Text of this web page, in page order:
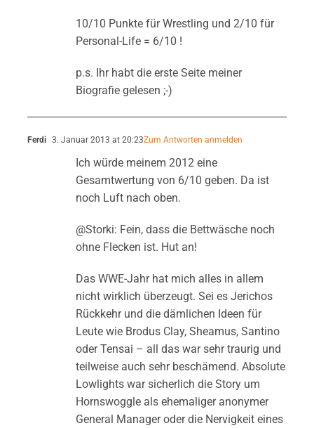
10/10 Punkte für Wrestling und 2/10 für
Personal-Life = 6/10 !
p.s. Ihr habt die erste Seite meiner
Biografie gelesen ;-)
Ferdi 3. Januar 2013 at 20:23Zum Antworten anmelden
Ich würde meinem 2012 eine
Gesamtwertung von 6/10 geben. Da ist
noch Luft nach oben.
@Storki: Fein, dass die Bettwäsche noch
ohne Flecken ist. Hut an!
Das WWE-Jahr hat mich alles in allem
nicht wirklich überzeugt. Sei es Jerichos
Rückkehr und die dämlichen Ideen für
Leute wie Brodus Clay, Sheamus, Santino
oder Tensai – all das war sehr traurig und
teilweise auch sehr beschämend. Absolute
Lowlights war sicherlich die Story um
Hornswoggle als ehemaliger anonymer
General Manager oder die Nervigkeit eines